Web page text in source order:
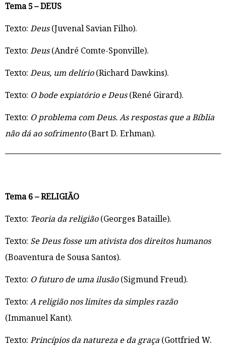
Tema 5 – DEUS
Texto: Deus(Juvenal Savian Filho).
Texto: Deus(André Comte-Sponville).
Texto: Deus, um delírio(Richard Dawkins).
Texto: O bode expiatório e Deus(René Girard).
Texto: O problema com Deus. As respostas que a Bíblia
não dá ao sofrimento(Bart D. Erhman).
Tema 6 – RELIGIÃO
Texto: Teoria da religião(Georges Bataille).
Texto: Se Deus fosse um ativista dos direitos humanos
(Boaventura de Sousa Santos).
Texto: O futuro de uma ilusão(Sigmund Freud).
Texto: A religião nos limites da simples razão
(Immanuel Kant).
Texto: Princípios da natureza e da graça (Gottfried W.